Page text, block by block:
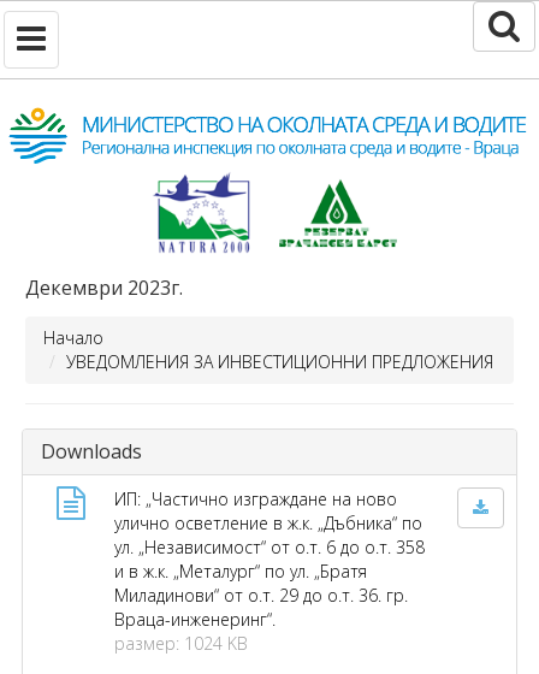
Декември 2023г.
Начало
УВЕДОМЛЕНИЯ ЗА ИНВЕСТИЦИОННИ ПРЕДЛОЖЕНИЯ
Downloads
ИП: „Частично изграждане на ново
улично осветление в ж.к. „Дъбника“ по
ул. „Независимост“ от о.т. 6 до о.т. 358
и в ж.к. „Металург“ по ул. „Братя
Миладинови“ от о.т. 29 до о.т. 36. гр.
Враца-инженеринг“.
размер: 1024 KB